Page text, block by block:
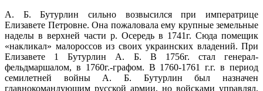
А. Б. Бутурлин сильно возвысился при императрице
Елизавете Петровне. Она пожаловала ему крупные земельные
наделы в верхней части р. Осередь в 1741г. Сюда помещик
«накликал» малороссов из своих украинских владений. При
Елизавете 1 Бутурлин А. Б. В 1756г. стал генерал-
фельдмаршалом, в 1760г.-графом. В 1760-1761 г.г. в период
семилетней войны А. Б. Бутурлин был назначен
главнокомандующим русской армии, но войсками управлял,